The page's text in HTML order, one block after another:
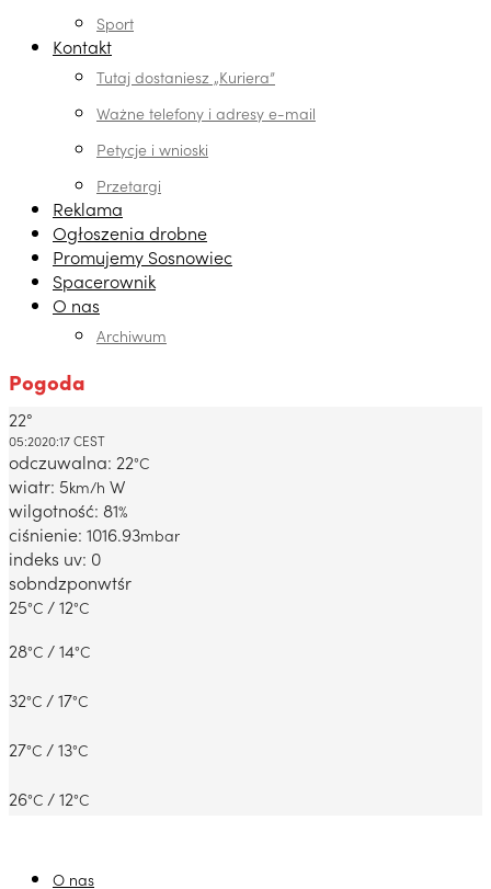
Sport
Kontakt
Tutaj dostaniesz „Kuriera”
Ważne telefony i adresy e-mail
Petycje i wnioski
Przetargi
Reklama
Ogłoszenia drobne
Promujemy Sosnowiec
Spacerownik
O nas
Archiwum
Pogoda
Dabrowa Gornicza, PL
22°
05:2020:17 CEST
odczuwalna: 22°C
wiatr: 5km/h W
wilgotność: 81%
ciśnienie: 1016.93mbar
indeks uv: 0
sobndzponwtśr
25°C / 12°C
28°C / 14°C
32°C / 17°C
27°C / 13°C
26°C / 12°C
O nas